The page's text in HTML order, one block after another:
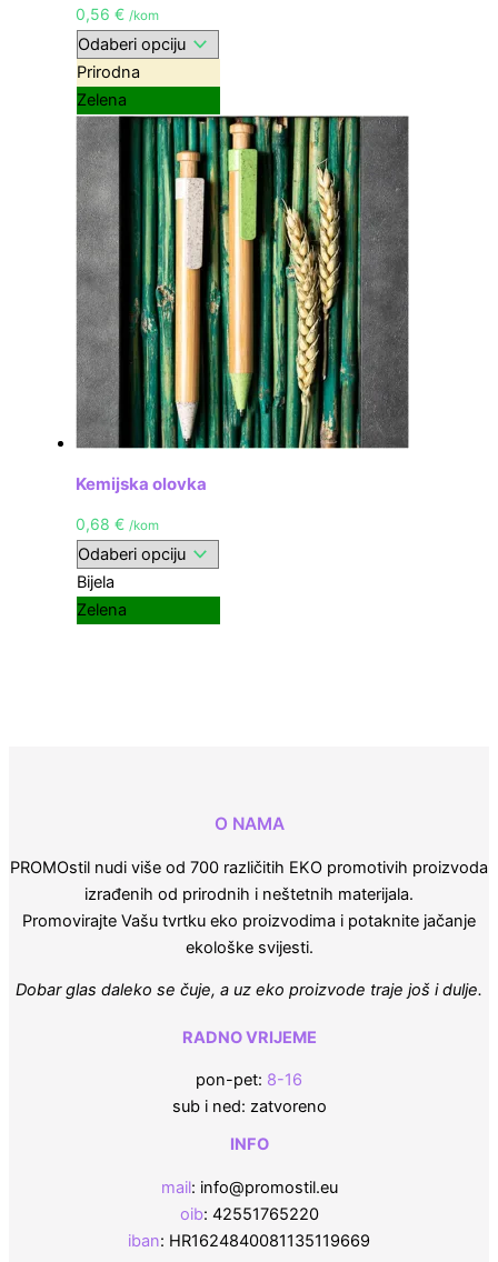
0,56 € /kom
Prirodna
Zelena
Kemijska olovka
0,68 € /kom
Bijela
Zelena
O NAMA
PROMOstil nudi više od 700 različitih EKO promotivih proizvoda
izrađenih od prirodnih i neštetnih materijala.
Promovirajte Vašu tvrtku eko proizvodima i potaknite jačanje
ekološke svijesti.
Dobar glas daleko se čuje, a uz eko proizvode traje još i dulje.
RADNO VRIJEME
pon-pet: 8-16
sub i ned: zatvoreno
INFO
mail: info@promostil.eu
oib: 42551765220
iban: HR1624840081135119669